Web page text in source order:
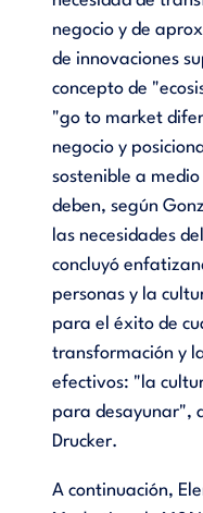
negocio y de
de innovaciones
concepto de
"go to market
negocio y
sostenible a
deben, según
las necesidades
concluyó
personas y la
para el éxito de
transformación y
efectivos: "la
para desayunar",
Drucker.
A continuación,